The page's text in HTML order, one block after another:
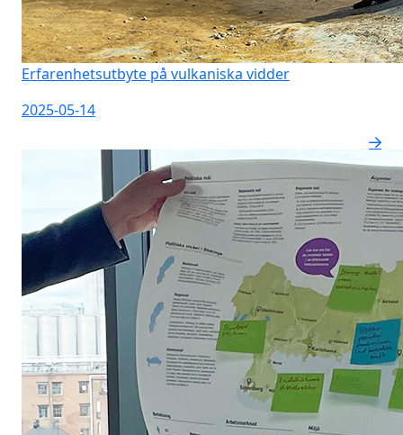
Erfarenhetsutbyte på vulkaniska vidder
2025-05-14